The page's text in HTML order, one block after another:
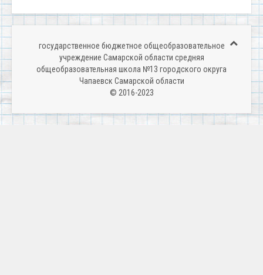
государственное бюджетное общеобразовательное
учреждение Самарской области средняя
общеобразовательная школа №13 городского округа
Чапаевск Самарской области
© 2016-2023